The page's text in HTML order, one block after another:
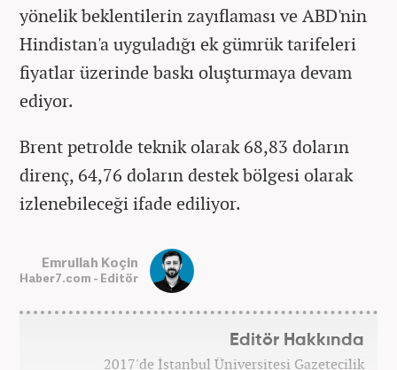
yönelik beklentilerin zayıflaması ve ABD'nin
Hindistan'a uyguladığı ek gümrük tarifeleri
fiyatlar üzerinde baskı oluşturmaya devam
ediyor.
Brent petrolde teknik olarak 68,83 doların
direnç, 64,76 doların destek bölgesi olarak
izlenebileceği ifade ediliyor.
Emrullah Koçin
Haber7.com - Editör
Editör Hakkında
2017'de İstanbul Üniversitesi Gazetecilik